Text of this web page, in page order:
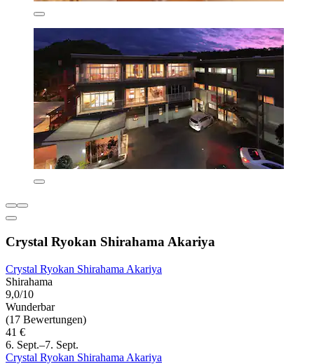
Crystal Ryokan Shirahama Akariya
Crystal Ryokan Shirahama Akariya
Shirahama
9,0/10
Wunderbar
(17 Bewertungen)
41 €
6. Sept.–7. Sept.
Crystal Ryokan Shirahama Akariya